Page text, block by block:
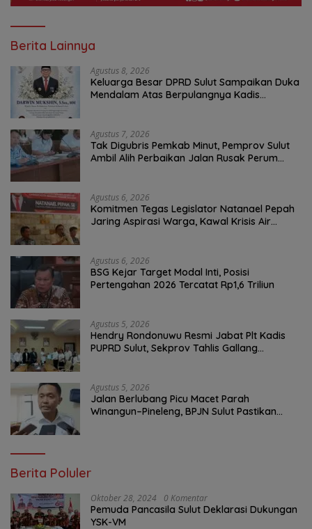
Berita Lainnya
Agustus 8, 2026
Keluarga Besar DPRD Sulut Sampaikan Duka
Mendalam Atas Berpulangnya Kadis
Agustus 7, 2026
Tak Digubris Pemkab Minut, Pemprov Sulut
Ambil Alih Perbaikan Jalan Rusak Perum
Agustus 6, 2026
Komitmen Tegas Legislator Natanael Pepah
Jaring Aspirasi Warga, Kawal Krisis Air
Agustus 6, 2026
BSG Kejar Target Modal Inti, Posisi
Pertengahan 2026 Tercatat Rp1,6 Triliun
Agustus 5, 2026
Hendry Rondonuwu Resmi Jabat Plt Kadis
PUPRD Sulut, Sekprov Tahlis Gallang
Agustus 5, 2026
Jalan Berlubang Picu Macet Parah
Winangun–Pineleng, BPJN Sulut Pastikan
Berita Poluler
Oktober 28, 2024 0 Komentar
Pemuda Pancasila Sulut Deklarasi Dukungan
YSK-VM